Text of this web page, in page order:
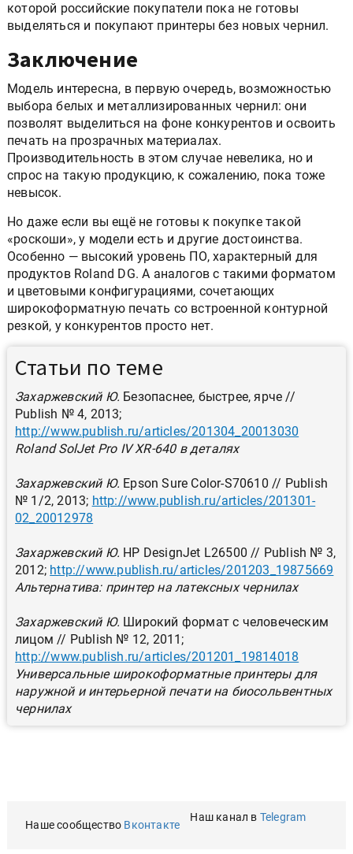
которой российские покупатели пока не готовы
выделяться и покупают принтеры без новых чернил.
Заключение
Модель интересна, в первую очередь, возможностью
выбора белых и металлизированных чернил: они
позволят выделиться на фоне конкурентов и освоить
печать на прозрачных материалах.
Производительность в этом случае невелика, но и
спрос на такую продукцию, к сожалению, пока тоже
невысок.
Но даже если вы ещё не готовы к покупке такой
«роскоши», у модели есть и другие достоинства.
Особенно — высокий уровень ПО, характерный для
продуктов Roland DG. А аналогов с такими форматом
и цветовыми конфигурациями, сочетающих
широкоформатную печать со встроенной контурной
резкой, у конкурентов просто нет.
Статьи по теме
Захаржевский Ю. Безопаснее, быстрее, ярче //
Publish № 4, 2013;
http://www.publish.ru/articles/201304_20013030
Roland SolJet Pro IV XR-640 в деталях
Захаржевский Ю. Epson Sure Color-S70610 // Publish
№ 1/2, 2013; http://www.publish.ru/articles/201301-
02_20012978
Захаржевский Ю. HP DesignJet L26500 // Publish № 3,
2012; http://www.publish.ru/articles/201203_19875669
Альтернатива: принтер на латексных чернилах
Захаржевский Ю. Широкий формат с человеческим
лицом // Publish № 12, 2011;
http://www.publish.ru/articles/201201_19814018
Универсальные широкоформатные принтеры для
наружной и интерьерной печати на биосольвентных
чернилах
Наше сообщество Вконтакте
Наш канал в Telegram